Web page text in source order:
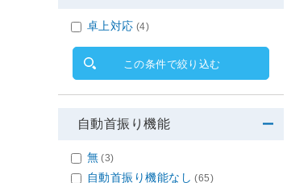
卓上対応 (4)
この条件で絞り込む
自動首振り機能
無 (3)
自動首振り機能なし (65)